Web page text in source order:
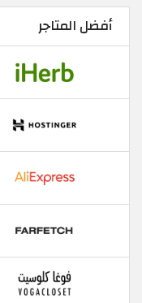
أفضل المتاجر